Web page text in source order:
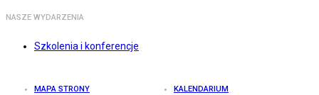
NASZE WYDARZENIA
Szkolenia i konferencje
MAPA STRONY KALENDARIUM